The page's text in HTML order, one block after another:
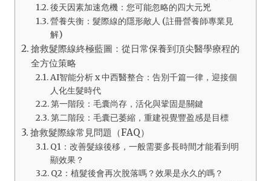
後天因素加速危機：您可能忽略的四大元兇
營養失衡：髮際線的隱形敵人 (註冊營養師專業見
解)
搶救髮際線終極藍圖：從日常保養到頂尖醫學療程的
全方位策略
AI智能分析 x 中西醫整合：告別千篇一律，迎接個
人化生髮時代
第一階段：毛囊尚存，活化與鞏固是關鍵
第二階段：毛囊已萎縮，重建視覺豐盈感是目標
搶救髮際線常見問題（FAQ）
Q1：改善髮線後移，一般需要多長時間才能看到明
顯效果？
Q2：植髮後會再次脫落嗎？效果是永久的嗎？